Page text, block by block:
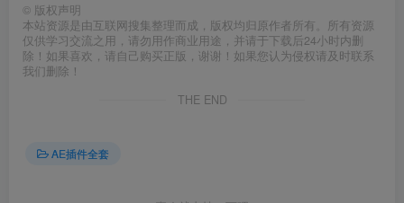
© 版权声明
本站资源是由互联网搜集整理而成，版权均归原作者所有。所有资源
仅供学习交流之用，请勿用作商业用途，并请于下载后24小时内删
除！如果喜欢，请自己购买正版，谢谢！如果您认为侵权请及时联系
我们删除！
THE END
AE插件全套